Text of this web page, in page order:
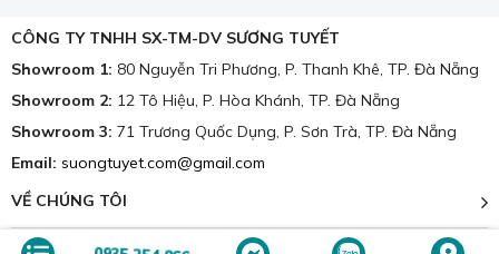
Đau Lưng
GIAO HÀNG TOÀN QUỐC
Giao hàng trước trả tiền sau COD
CÔNG TY TNHH SX-TM-DV SƯƠNG TUYẾT
Showroom 2: 12 Tô Hiệu, P. Hòa Khánh, TP. Đà Nẵng